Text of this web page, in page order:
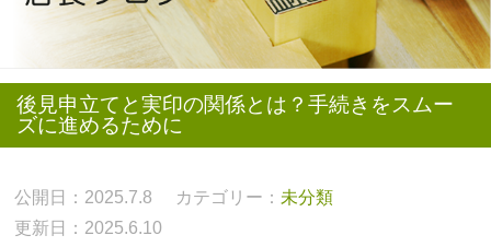
後見申立てと実印の関係とは？手続きをスムー
ズに進めるために
公開日：2025.7.8 カテゴリー： 未分類
更新日：2025.6.10